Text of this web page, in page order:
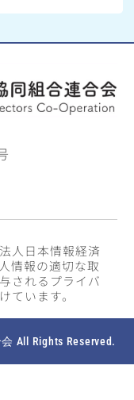
人日本情報経済
情報の適切な取
されるプライバ
ています。
All Rights Reserved.